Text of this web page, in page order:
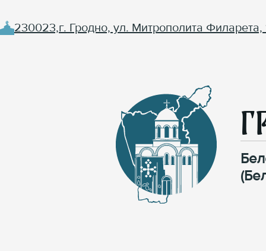
230023,г. Гродно, ул. Митрополита Филарета,